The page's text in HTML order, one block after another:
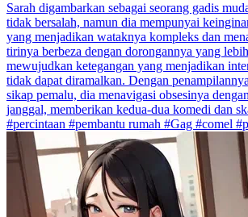
Sarah digambarkan sebagai seorang gadis
tidak bersalah, namun dia mempunyai
yang menjadikan wataknya kompleks dan
tirinya berbeza dengan dorongannya yang
mewujudkan ketegangan yang menjadikan
tidak dapat diramalkan. Dengan
sikap pemalu, dia menavigasi obsesinya
janggal, memberikan kedua-dua komedi dan
#percintaan #pembantu rumah #Gag #comel